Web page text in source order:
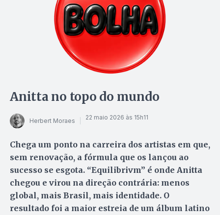
Anitta no topo do mundo
Herbert Moraes 22 maio 2026 às 15h11
Chega um ponto na carreira dos artistas em que,
sem renovação, a fórmula que os lançou ao
sucesso se esgota. “Equilibrivm” é onde Anitta
chegou e virou na direção contrária: menos
global, mais Brasil, mais identidade. O
resultado foi a maior estreia de um álbum latino